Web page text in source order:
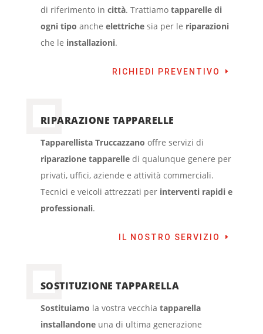
di riferimento in città. Trattiamotapparelle di
ogni tipo anche elettrichesia per le riparazioni
che le installazioni.
RICHIEDI PREVENTIVO
RIPARAZIONE TAPPARELLE
Tapparellista Truccazzano offre servizi di
riparazione tapparelledi qualunque genere per
privati, uffici, aziende e attività commerciali.
Tecnici e veicoli attrezzati per interventi rapidi e
professionali.
IL NOSTRO SERVIZIO
SOSTITUZIONE TAPPARELLA
Sostituiamo la vostra vecchia tapparella
installandoneuna di ultima generazione